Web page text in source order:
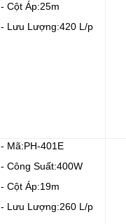
- Cột Áp:25m
- Lưu Lượng:420 L/p
- Mã:PH-401E
- Công Suất:400W
- Cột Áp:19m
- Lưu Lượng:260 L/p